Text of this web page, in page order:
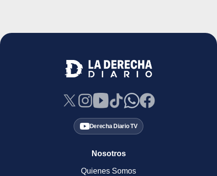
Derecha Diario TV
Nosotros
Quienes Somos